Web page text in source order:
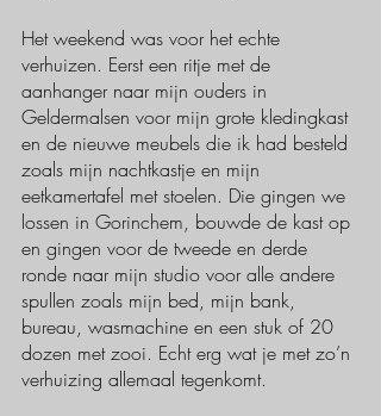
Het weekend was voor het echte
verhuizen. Eerst een ritje met de
aanhanger naar mijn ouders in
Geldermalsen voor mijn grote kledingkast
en de nieuwe meubels die ik had besteld
zoals mijn nachtkastje en mijn
eetkamertafel met stoelen. Die gingen we
lossen in Gorinchem, bouwde de kast op
en gingen voor de tweede en derde
ronde naar mijn studio voor alle andere
spullen zoals mijn bed, mijn bank,
bureau, wasmachine en een stuk of 20
dozen met zooi. Echt erg wat je met zo’n
verhuizing allemaal tegenkomt.